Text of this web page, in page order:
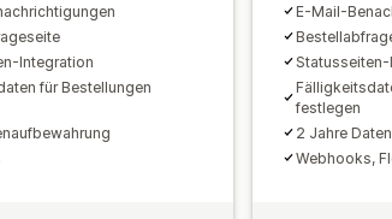
Integration
für Bestellungen
E-Mail-
festlegen
2 Jahre
Webhooks,